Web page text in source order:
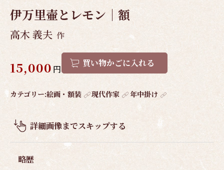
伊万里壷とレモン｜額
高木 義夫 作
15,000 円
買い物かごに入れる
作
概
要
カテゴリー:絵画・額装 現代作家 年中掛け
詳細画像までスキップする
略歴